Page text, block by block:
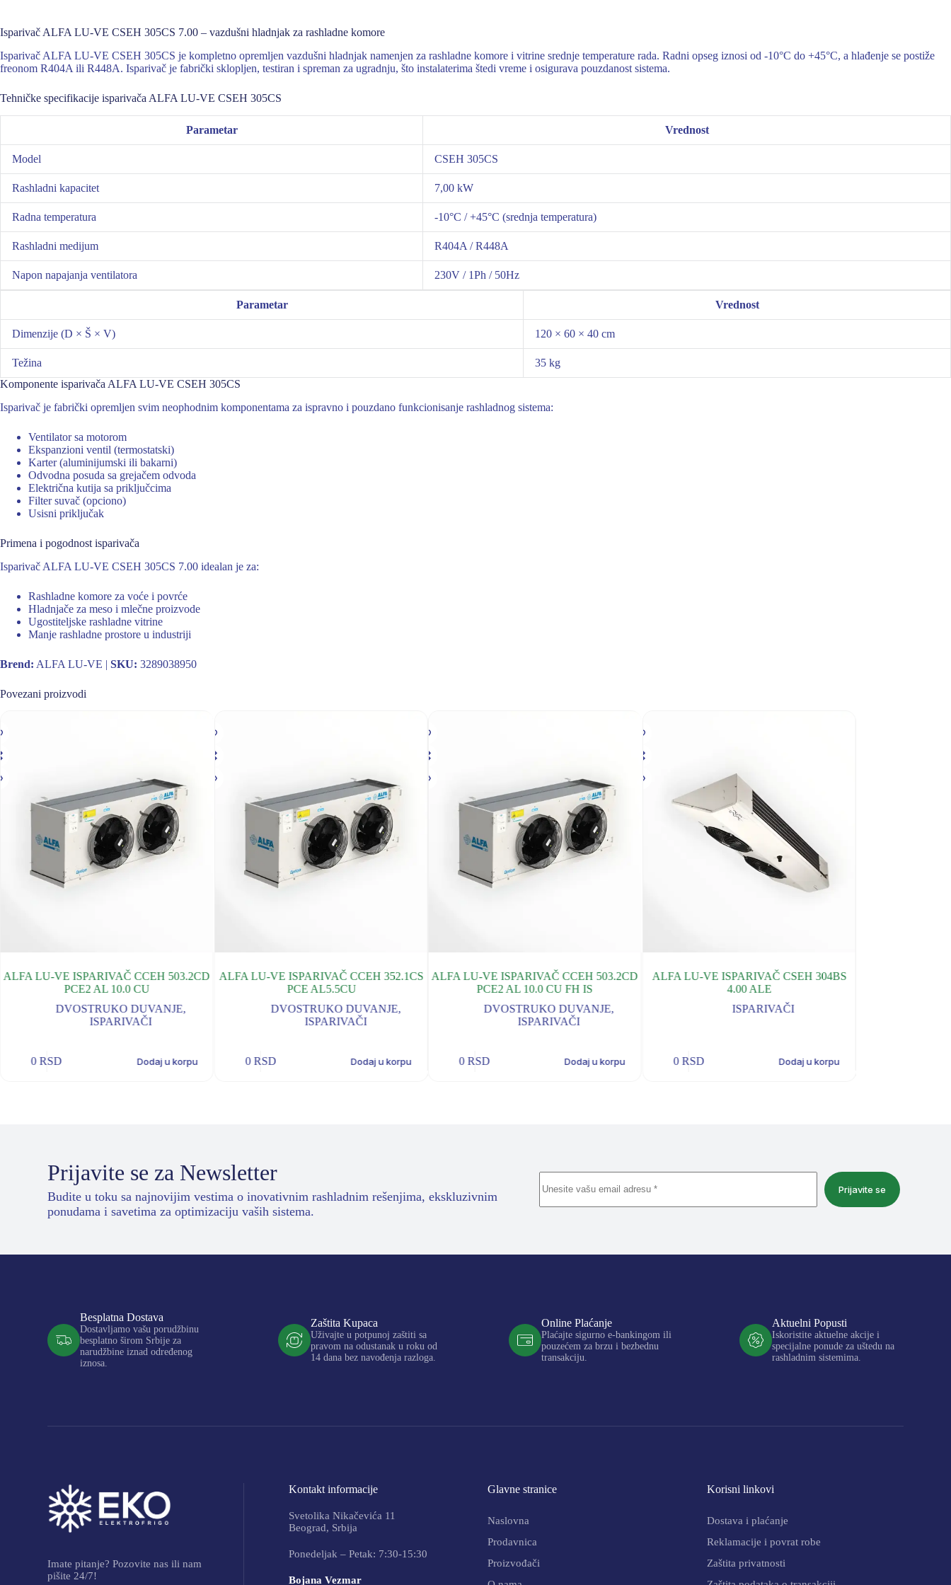
Isparivač ALFA LU-VE CSEH 305CS 7.00 – vazdušni hladnjak za rashladne komore
Isparivač ALFA LU-VE CSEH 305CS je kompletno opremljen vazdušni hladnjak namenjen za rashladne komore i vitrine srednje temperature rada. Radni opseg iznosi od -10°C do +45°C, a hlađenje se postiže
freonom R404A ili R448A. Isparivač je fabrički sklopljen, testiran i spreman za ugradnju, što instalaterima štedi vreme i osigurava pouzdanost sistema.
Tehničke specifikacije isparivača ALFA LU-VE CSEH 305CS
Parametar Vrednost
Model CSEH 305CS
Rashladni kapacitet 7,00 kW
Radna temperatura -10°C / +45°C (srednja temperatura)
Rashladni medijum R404A / R448A
Napon napajanja ventilatora 230V / 1Ph / 50Hz
Parametar Vrednost
Dimenzije (D × Š × V) 120 × 60 × 40 cm
Težina
35 kg
Komponente isparivača ALFA LU-VE CSEH 305CS
Isparivač je fabrički opremljen svim neophodnim komponentama za ispravno i pouzdano funkcionisanje rashladnog sistema:
Ventilator sa motorom
Ekspanzioni ventil (termostatski)
Karter (aluminijumski ili bakarni)
Odvodna posuda sa grejačem odvoda
Električna kutija sa priključcima
Filter suvač (opciono)
Usisni priključak
Primena i pogodnost isparivača
Isparivač ALFA LU-VE CSEH 305CS 7.00 idealan je za:
Rashladne komore za voće i povrće
Hladnjače za meso i mlečne proizvode
Ugostiteljske rashladne vitrine
Manje rashladne prostore u industriji
Brend: ALFA LU-VE | SKU: 3289038950
Povezani proizvodi
ALFA LU-VE ISPARIVAČ CCEH 503.2CD
PCE2 AL 10.0 CU
DVOSTRUKO DUVANJE,
ISPARIVAČI
0RSD Dodaj u korpu
ALFA LU-VE ISPARIVAČ CCEH 352.1CS
PCE AL5.5CU
DVOSTRUKO DUVANJE,
ISPARIVAČI
0 RSD Dodaj u korpu
ALFA LU-VE ISPARIVAČ CCEH 503.2CD
PCE2 AL 10.0 CU FH IS
DVOSTRUKO DUVANJE,
ISPARIVAČI
0 RSD Dodaj u korpu
ALFA LU-VE ISPARIVAČ CSEH 304BS
4.00 ALE
ISPARIVAČI
0 RSD Dodaj u korpu
Prijavite se za Newsletter
Budite u toku sa najnovijim vestima o inovativnim rashladnim rešenjima, ekskluzivnim
ponudama i savetima za optimizaciju vaših sistema.
Prijavite se
Besplatna Dostava
Dostavljamo vašu porudžbinu
besplatno širom Srbije za
narudžbine iznad određenog
iznosa.
Zaštita Kupaca
Uživajte u potpunoj zaštiti sa
pravom na odustanak u roku od
14 dana bez navođenja razloga.
Online Plaćanje
Plaćajte sigurno e-bankingom ili
pouzećem za brzu i bezbednu
transakciju.
Aktuelni Popusti
Iskoristite aktuelne akcije i
specijalne ponude za uštedu na
rashladnim sistemima.
Imate pitanje? Pozovite nas ili nam
pišite 24/7!
Kontakt informacije
Svetolika Nikačevića 11
Beograd, Srbija
Ponedeljak – Petak: 7:30-15:30
Bojana Vezmar
Glavne stranice
Naslovna
Prodavnica
Proizvođači
Korisni linkovi
Dostava i plaćanje
Reklamacije i povrat robe
Zaštita privatnosti